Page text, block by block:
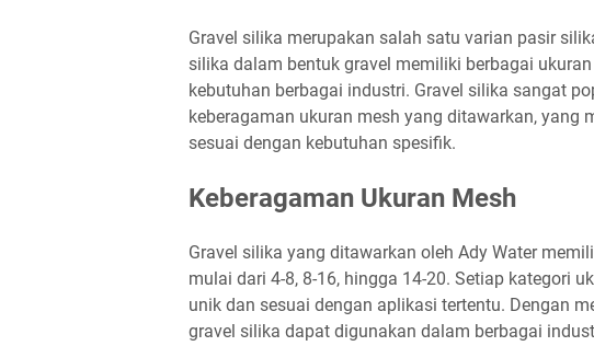
Gravel silika merupakan salah satu varian pasir
silika dalam bentuk gravel memiliki berbagai
kebutuhan berbagai industri. Gravel silika sangat
keberagaman ukuran mesh yang ditawarkan, yang
sesuai dengan kebutuhan spesifik.
Keberagaman Ukuran Mesh
Gravel silika yang ditawarkan oleh Ady Water
mulai dari 4-8, 8-16, hingga 14-20. Setiap kategori
unik dan sesuai dengan aplikasi tertentu. Dengan
gravel silika dapat digunakan dalam berbagai